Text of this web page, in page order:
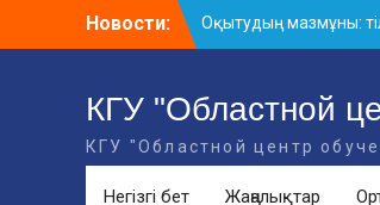
Новости:
Оқытудың мазмұны:
және инновациялық
«ҮЗДІК ОҚЫТУШЫ-
БАЙҚАУЫ
«Мемлекеттік тіл –
КГУ "Областной
КГУ "Областной центр
Негізгі бет Жаңалықтар